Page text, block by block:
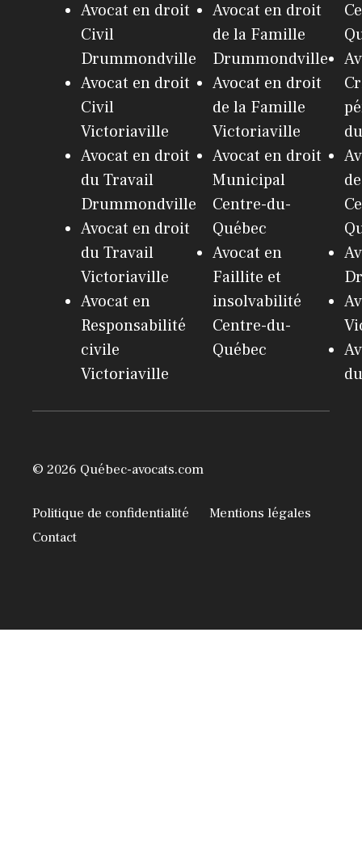
Avocat en droit
Civil
Drummondville
Avocat en droit
Civil
Victoriaville
Avocat en droit
du Travail
Drummondville
Avocat en droit
du Travail
Victoriaville
Avocat en
Responsabilité
civile
Victoriaville
Avocat en droit
de la Famille
Drummondville
Avocat en droit
de la Famille
Victoriaville
Avocat en droit
Municipal
Centre-du-
Québec
Avocat en
Faillite et
insolvabilité
Centre-du-
Québec
© 2026 Québec-avocats.com
Politique de confidentialité
Mentions légales
Contact